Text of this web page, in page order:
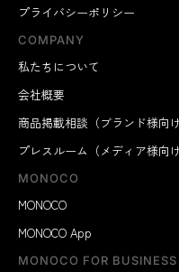
プライバシーポリシー
COMPANY
私たちについて
会社概要
商品掲載相談（ブランド様向け
プレスルーム（メディア様向け
MONOCO
MONOCO
MONOCO App
MONOCO FOR BUSINESS